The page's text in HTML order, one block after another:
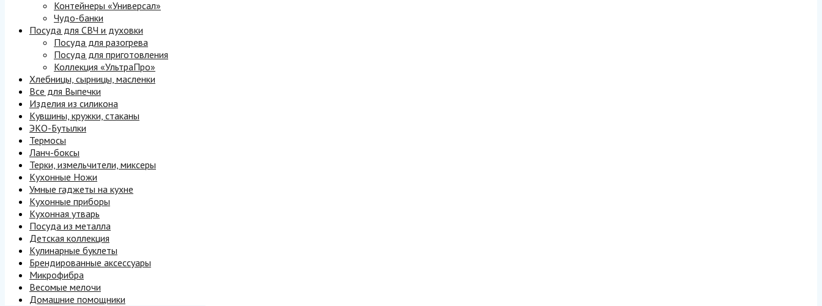
Контейнеры «Универсал»
Чудо-банки
Посуда для СВЧ и духовки
Посуда для разогрева
Посуда для приготовления
Коллекция «УльтраПро»
Хлебницы, сырницы, масленки
Все для Выпечки
Изделия из силикона
Кувшины, кружки, стаканы
ЭКО-Бутылки
Термосы
Ланч-боксы
Терки, измельчители, миксеры
Кухонные Ножи
Умные гаджеты на кухне
Кухонные приборы
Кухонная утварь
Посуда из металла
Детская коллекция
Кулинарные буклеты
Брендированные аксессуары
Микрофибра
Весомые мелочи
Домашние помощники